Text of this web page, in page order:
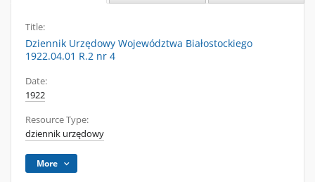
Title:
Dziennik Urzędowy Województwa Białostockiego
1922.04.01 R.2 nr 4
Date:
1922
Resource Type:
dziennik urzędowy
More